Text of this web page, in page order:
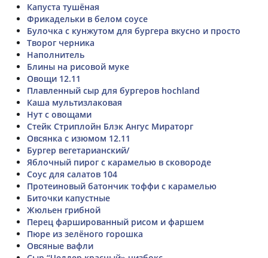
Капуста тушёная
Фрикадельки в белом соусе
Булочка с кунжутом для бургера вкусно и просто
Творог черника
Наполнитель
Блины на рисовой муке
Овощи 12.11
Плавленный сыр для бургеров hochland
Каша мультизлаковая
Нут с овощами
Стейк Стриплойн Блэк Ангус Мираторг
Овсянка с изюмом 12.11
Бургер вегетарианский/
Яблочный пирог с карамелью в сковороде
Соус для салатов 104
Протеиновый батончик тоффи с карамелью
Биточки капустные
Жюльен грибной
Перец фаршированный рисом и фаршем
Пюре из зелёного горошка
Овсяные вафли